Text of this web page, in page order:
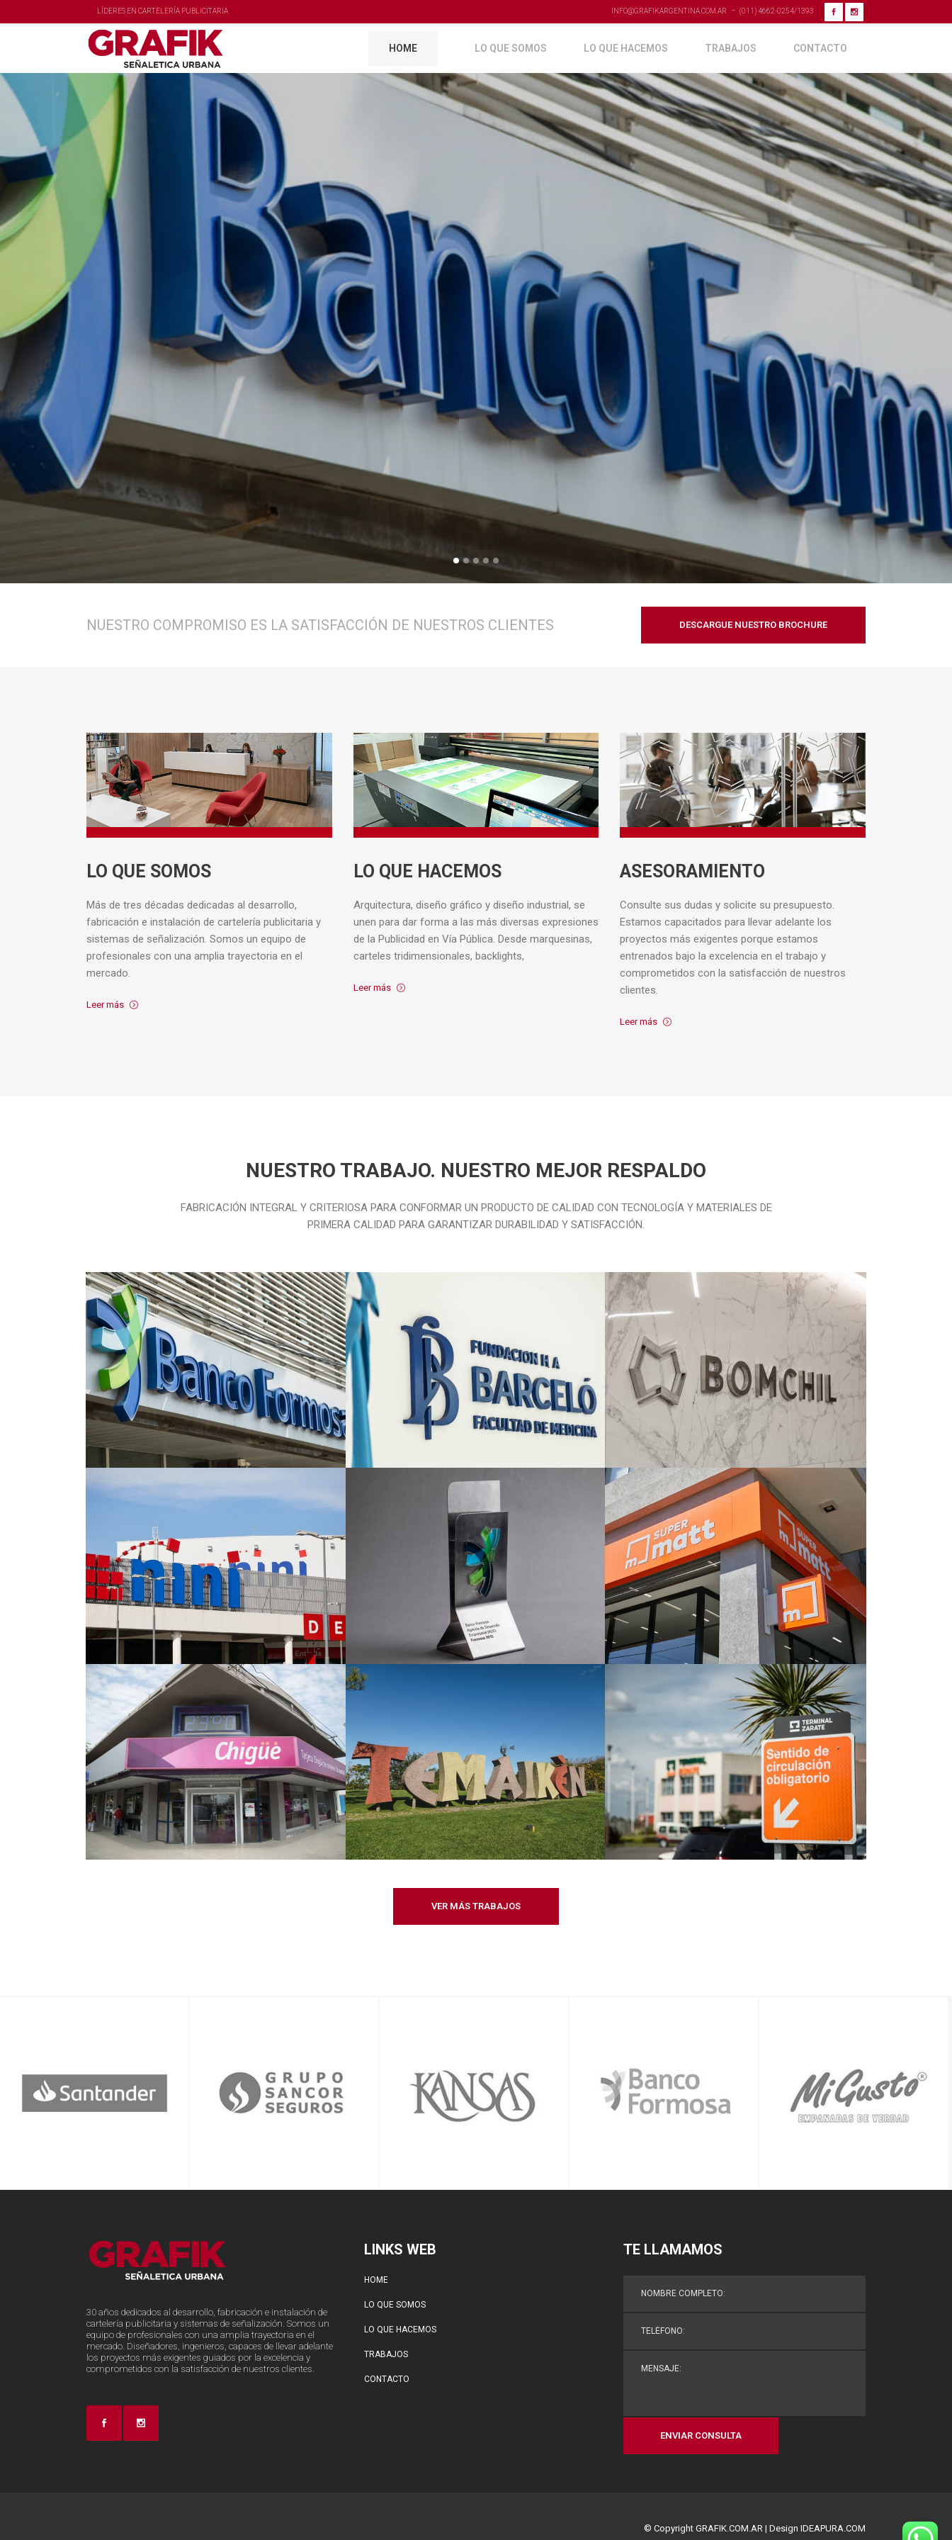
LÍDERES EN CARTELERÍA PUBLICITARIA INFO@GRAFIKARGENTINA.COM.AR – (011) 4662-0254/1393
HOME LO QUE SOMOS LO QUE HACEMOS TRABAJOS CONTACTO
NUESTRO COMPROMISO ES LA SATISFACCIÓN DE NUESTROS CLIENTES DESCARGUE NUESTRO BROCHURE
LO QUE SOMOS
Más de tres décadas dedicadas al desarrollo,
fabricación e instalación de cartelería publicitaria y
sistemas de señalización. Somos un equipo de
profesionales con una amplia trayectoria en el
mercado.
Leer más
LO QUE HACEMOS
Arquitectura, diseño gráfico y diseño industrial, se
unen para dar forma a las más diversas expresiones
de la Publicidad en Vía Pública. Desde marquesinas,
carteles tridimensionales, backlights,
Leer más
ASESORAMIENTO
Consulte sus dudas y solicite su presupuesto.
Estamos capacitados para llevar adelante los
proyectos más exigentes porque estamos
entrenados bajo la excelencia en el trabajo y
comprometidos con la satisfacción de nuestros
clientes.
Leer más
NUESTRO TRABAJO. NUESTRO MEJOR RESPALDO
FABRICACIÓN INTEGRAL Y CRITERIOSA PARA CONFORMAR UN PRODUCTO DE CALIDAD CON TECNOLOGÍA Y MATERIALES DE
PRIMERA CALIDAD PARA GARANTIZAR DURABILIDAD Y SATISFACCIÓN.
Proyecto Banco
Formosa
Proyecto Barcelo Proyecto Bomchil
Proyecto Nini
Proyecto Premio
Formosa
Proyecto Super Matt
Proyecto Tarjeta
Chigue
Proyecto Temaiken
Proyecto Terminal
Zárate
VER MÁS TRABAJOS
30 años dedicados al desarrollo, fabricación e instalación de
cartelería publicitaria y sistemas de señalización. Somos un
equipo de profesionales con una amplia trayectoria en el
mercado. Diseñadores, ingenieros, capaces de llevar adelante
los proyectos más exigentes guiados por la excelencia y
comprometidos con la satisfacción de nuestros clientes.
LINKS WEB
HOME
LO QUE SOMOS
LO QUE HACEMOS
TRABAJOS
CONTACTO
TE LLAMAMOS
© Copyright GRAFIK.COM.AR | Design IDEAPURA.COM